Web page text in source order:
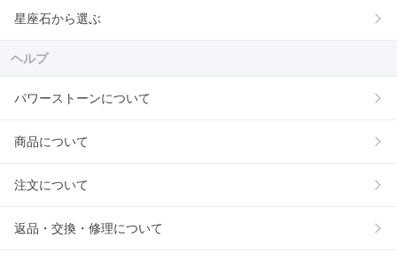
星座石から選ぶ
ヘルプ
パワーストーンについて
商品について
注文について
返品・交換・修理について